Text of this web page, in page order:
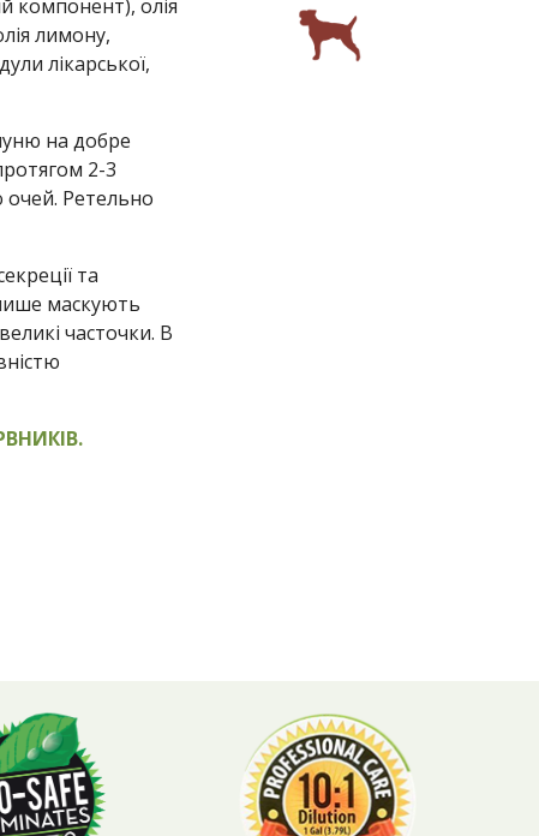
компонент), олія
лимону,
лікарської,
на добре
2-3
очей. Ретельно
та
маскують
часточки. В